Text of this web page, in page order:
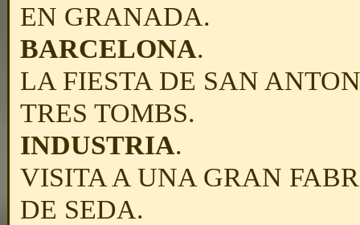
EN GRANADA.
BARCELONA.
LA FIESTA DE SAN
TRES TOMBS.
INDUSTRIA.
VISITA A UNA GRAN
DE SEDA.